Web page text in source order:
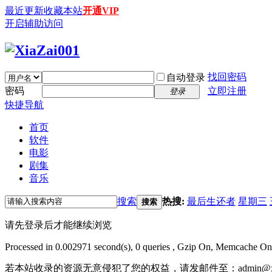
最近更新收藏本站开通VIP
开启辅助访问
自动登录 找回密码
密码
登录
立即注册
快捷导航
首页
软件
电影
剧集
音乐
搜索 搜索 热搜: 最后生还者 星期三
请先登录后才能继续浏览
Processed in 0.002971 second(s), 0 queries , Gzip On, Memcache
若本站收录的资源无意侵犯了您的权益，请发邮件至：